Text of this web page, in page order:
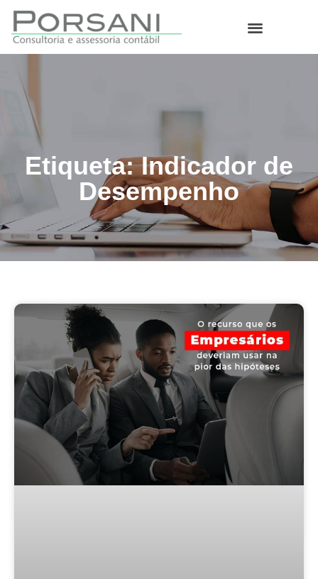
Etiqueta: Indicador de
Desempenho